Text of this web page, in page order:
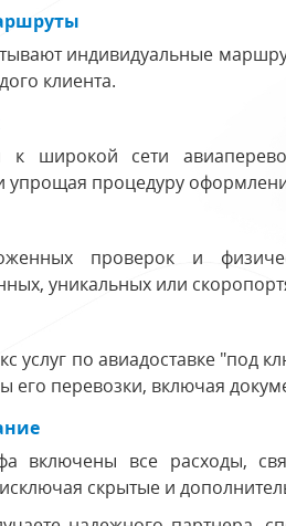
индивидуальные
клиента.
к широкой сети
упрощая процедуру
проверок и
уникальных или
услуг по авиадоставке "под
его перевозки, включая
включены все расходы,
скрытые и